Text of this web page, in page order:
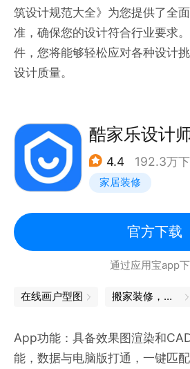
筑设计规范大全》为您提供了全
准，确保您的设计符合行业要求
件，您将能够轻松应对各种设计
设计质量。
酷家乐设计
4.4 192.3万
家居装修
官方下载
通过应用宝app
在线画户型图 搬家装修，原来也可以这么省心
App功能：具备效果图渲染和
能，数据与电脑版打通，一键匹